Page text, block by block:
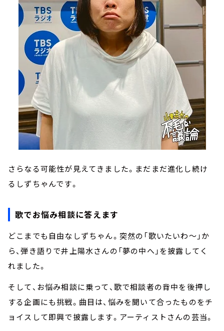
さらなる可能性が見えてきました。まだまだ進化し続け
るしずちゃんです。
歌でお悩み相談に答えます
どこまでも自由なしずちゃん。突然の「歌いたいわ～」か
ら、弾き語りで井上陽水さんの「夢の中へ」を披露してく
れました。
そして、お悩み相談に乗って、歌で相談者の背中を後押し
する企画にも挑戦。曲目は、悩みを聞いて合ったものをチ
ョイスして即興で披露します。アーティストさんの芸当。